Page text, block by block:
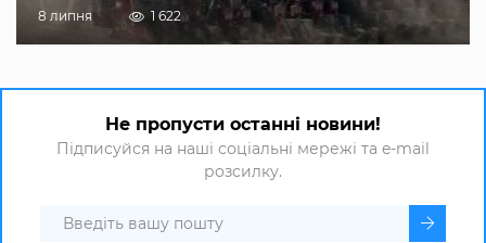
8 липня 1 622
Не пропусти останні новини!
Підписуйся на наші соціальні мережі та e-mail
розсилку.